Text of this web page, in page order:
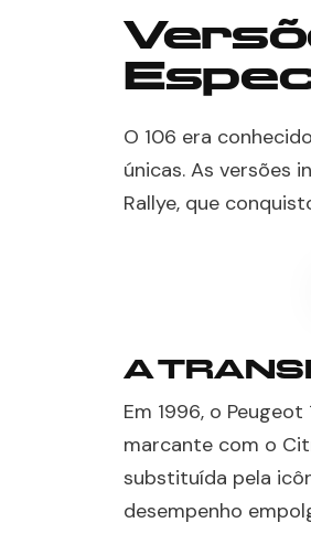
O 106 era
únicas. As versões
Rallye, que
A
Em 1996, o
marcante com o
substituída pela
desempenho